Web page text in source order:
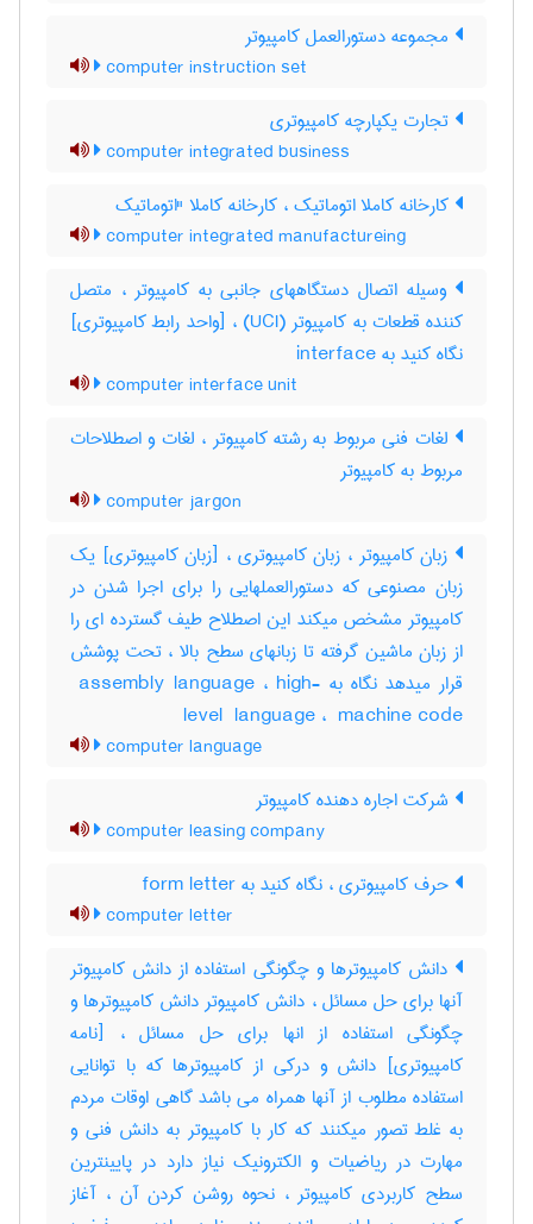
مجموعه دستورالعمل کامپیوتر
computer instruction set
تجارت یکپارچه کامپیوتری
computer integrated business
کارخانه کاملا اتوماتیک ، کارخانه کاملا "اتوماتیک
computer integrated manufactureing
وسیله اتصال دستگاههای جانبی به کامپیوتر ، متصل
کننده قطعات به کامپیوتر (UCI) ، [واحد رابط کامپیوتری]
نگاه کنید به ‎ interface
computer interface unit
لغات فنی مربوط به رشته کامپیوتر ، لغات و اصطلاحات
مربوط به کامپیوتر
computer jargon
زبان کامپیوتر ، زبان کامپیوتری ، [زبان کامپیوتری] یک
زبان مصنوعی که دستورالعملهایی را برای اجرا شدن در
کامپیوتر مشخص میکند این اصطلاح طیف گسترده ای را
از زبان ماشین گرفته تا زبانهای سطح بالا ، تحت پوشش
قرار میدهد نگاه به ‎ assembly language ، ‎high-
level ‎ language ، ‎ machine code
computer language
شرکت اجاره دهنده کامپیوتر
computer leasing company
حرف کامپیوتری ، نگاه کنید به ‎ form letter
computer letter
دانش کامپیوترها و چگونگی استفاده از دانش کامپیوتر
آنها برای حل مسائل ، دانش کامپیوتر دانش کامپیوترها و
چگونگی استفاده از انها برای حل مسائل ، [نامه
کامپیوتری] دانش و درکی از کامپیوترها که با توانایی
استفاده مطلوب از آنها همراه می باشد گاهی اوقات مردم
به غلط تصور میکنند که کار با کامپیوتر به دانش فنی و
مهارت در ریاضیات و الکترونیک نیاز دارد در پایینترین
سطح کاربردی کامپیوتر ، نحوه روشن کردن آن ، آغاز